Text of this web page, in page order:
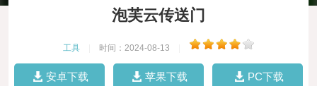
泡芙云传送门
工具 时间：2024-08-13
安卓下载 苹果下载 PC下载